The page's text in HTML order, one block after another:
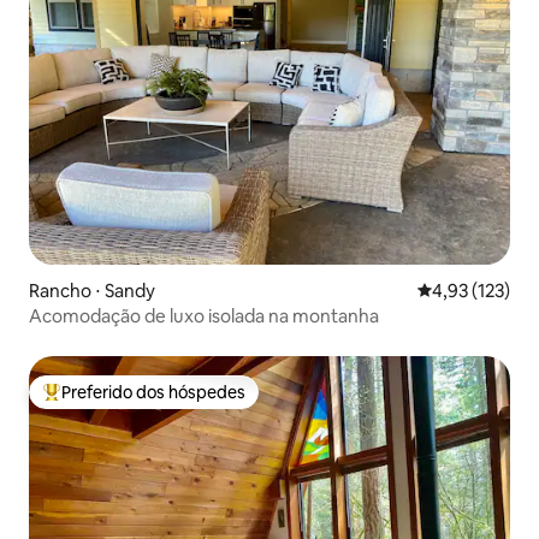
Rancho ⋅ Sandy 4,93 de uma
4,93 (123)
Acomodação de luxo isolada na montanha
Entre os melhores preferidos dos hóspedes
Preferido dos hóspedes